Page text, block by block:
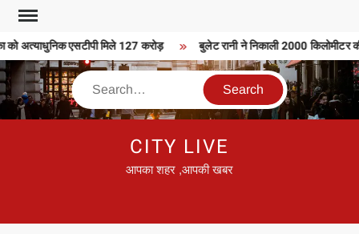
Skip
content
को अत्याधुनिक एसटीपी मिले 127 करोड़ बुलेट रानी ने निकाली 2000 किलोमीटर
Search
CITY LIVE
आपका शहर ,आपकी खबर